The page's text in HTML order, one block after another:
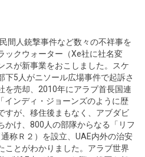
間人銃撃事件など数々の不祥事を
ックウォーター（Xe社に社名変
スが新事業をおこしました。スケ
下5人がニソール広場事件で起訴さ
を売却、2010年にアラブ首長国連
インディ・ジョーンズのように歴
すが、移住後まもなく、アブダビ
かけ、800人の部隊からなる「リフ
称Ｒ２）を設立、UAE内外の治安
ことがわかりました。アラブ世界